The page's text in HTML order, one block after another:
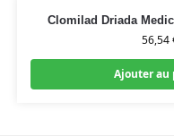
Clomilad Driada
56,54
Ajouter au